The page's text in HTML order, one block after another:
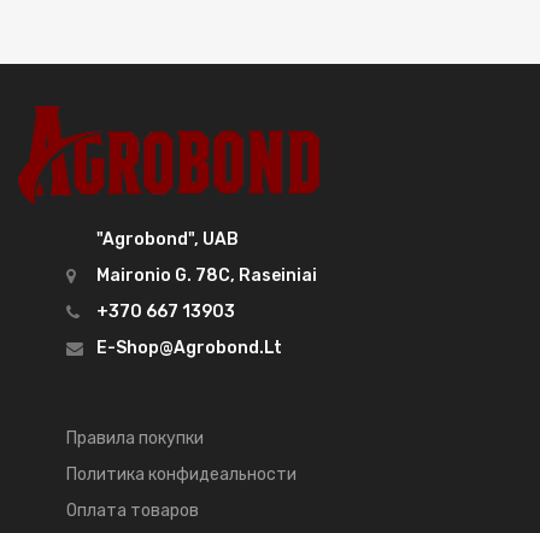
"Agrobond", UAB
Maironio G. 78C, Raseiniai
+370 667 13903
E-Shop@agrobond.lt
Правила покупки
Политика конфидеальности
Оплата товаров